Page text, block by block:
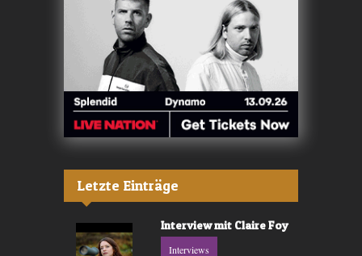
Letzte Einträge
Interview mit Claire Foy
Interviews